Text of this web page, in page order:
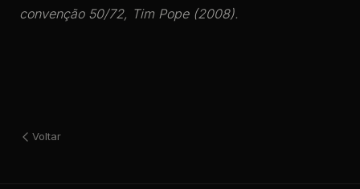
convenção 50/72, Tim Pope (2008).
Voltar